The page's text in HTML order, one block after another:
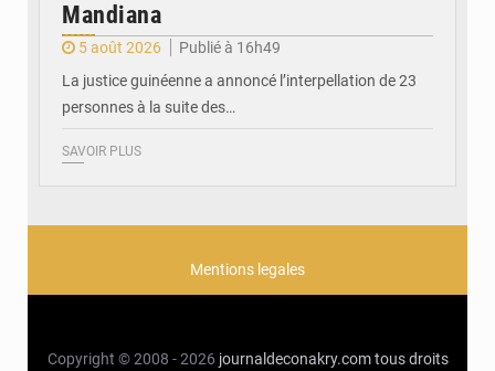
Mandiana
5 août 2026
Publié à 16h49
La justice guinéenne a annoncé l’interpellation de 23
personnes à la suite des…
SAVOIR PLUS
Mentions legales
Copyright © 2008 - 2026 journaldeconakry.com tous droits